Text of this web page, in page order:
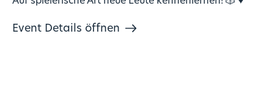
Event Details öffnen